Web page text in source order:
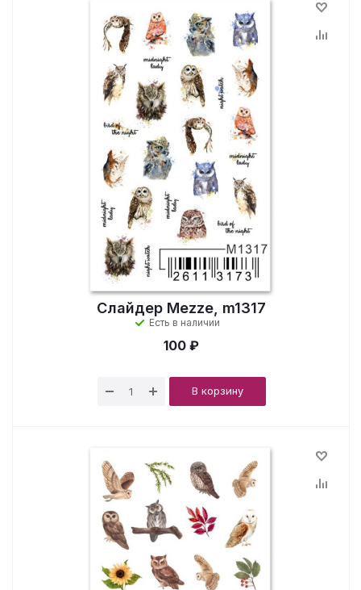
Слайдер Mezze, m1317
Есть в наличии
100 ₽
В корзину